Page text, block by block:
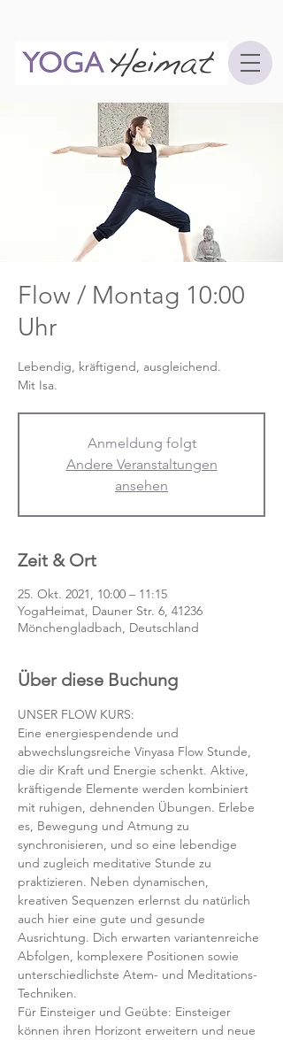
Flow / Montag 10:00
Uhr
Lebendig, kräftigend, ausgleichend.
Mit Isa.
Anmeldung folgt
Andere Veranstaltungen
ansehen
Zeit & Ort
25. Okt. 2021, 10:00 – 11:15
YogaHeimat, Dauner Str. 6, 41236
Mönchengladbach, Deutschland
Über diese Buchung
UNSER FLOW KURS:
Eine energiespendende und
abwechslungsreiche Vinyasa Flow Stunde,
die dir Kraft und Energie schenkt. Aktive,
kräftigende Elemente werden kombiniert
mit ruhigen, dehnenden Übungen. Erlebe
es, Bewegung und Atmung zu
synchronisieren, und so eine lebendige
und zugleich meditative Stunde zu
praktizieren. Neben dynamischen,
kreativen Sequenzen erlernst du natürlich
auch hier eine gute und gesunde
Ausrichtung. Dich erwarten variantenreiche
Abfolgen, komplexere Positionen sowie
unterschiedlichste Atem- und Meditations-
Techniken.
Für Einsteiger und Geübte: Einsteiger
können ihren Horizont erweitern und neue